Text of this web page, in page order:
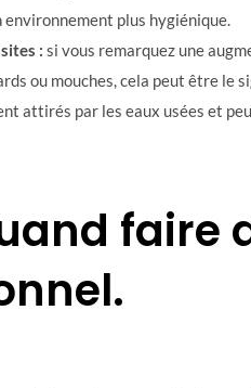
environnement plus hygiénique.
: si vous remarquez une
ou mouches, cela peut être le
attirés par les eaux usées et
faire